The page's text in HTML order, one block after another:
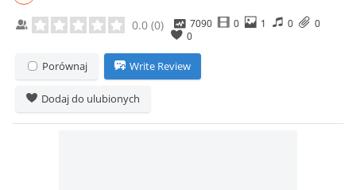
0.0 (0) 7090 0 1 0
0
0
Porównaj Write Review
Dodaj do ulubionych